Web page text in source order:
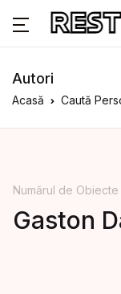
Autori
Acasă Caută
Numărul de Obiecte
Gaston